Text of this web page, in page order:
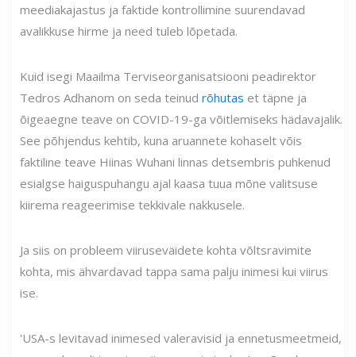
meediakajastus ja faktide kontrollimine suurendavad
avalikkuse hirme ja need tuleb lõpetada.
Kuid isegi Maailma Terviseorganisatsiooni peadirektor
Tedros Adhanom on seda teinud rõhutas et täpne ja
õigeaegne teave on COVID-19-ga võitlemiseks hädavajalik.
See põhjendus kehtib, kuna aruannete kohaselt võis
faktiline teave Hiinas Wuhani linnas detsembris puhkenud
esialgse haiguspuhangu ajal kaasa tuua mõne valitsuse
kiirema reageerimise tekkivale nakkusele.
Ja siis on probleem viiruseväidete kohta võltsravimite
kohta, mis ähvardavad tappa sama palju inimesi kui viirus
ise.
'USA-s levitavad inimesed valeravisid ja ennetusmeetmeid,